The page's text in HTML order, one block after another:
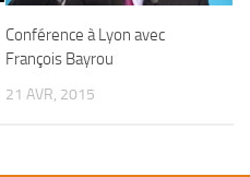
Conférence à Lyon avec
François Bayrou
21 AVR, 2015